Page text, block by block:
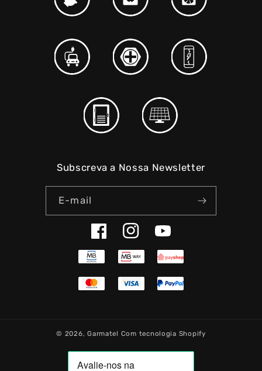
Subscreva a Nossa Newsletter
E-mail
FacebookInstagramYouTube
© 2026,Garmatel Com tecnologia Shopify